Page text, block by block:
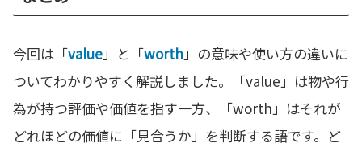
今回は「value」と「worth」の意味や使い方の違いに
ついてわかりやすく解説しました。「value」は物や行
為が持つ評価や価値を指す一方、「worth」はそれが
どれほどの価値に「見合うか」を判断する語です。ど